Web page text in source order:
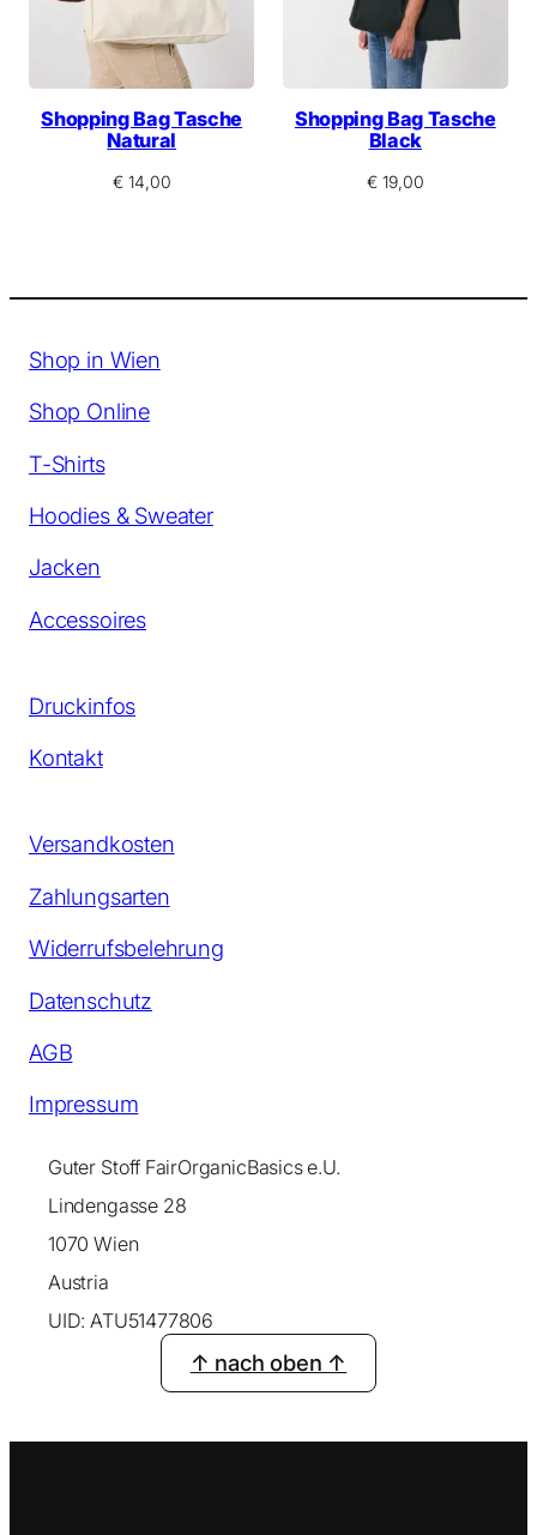
Shopping Bag Tasche
Natural
€14,00
Shopping Bag Tasche
Black
€19,00
Shop in Wien
Shop Online
T-Shirts
Hoodies & Sweater
Jacken
Accessoires
Druckinfos
Kontakt
Versandkosten
Zahlungsarten
Widerrufsbelehrung
Datenschutz
AGB
Impressum
Guter Stoff FairOrganicBasics e.U.
Lindengasse 28
1070 Wien
Austria
UID: ATU51477806
↑ nach oben ↑